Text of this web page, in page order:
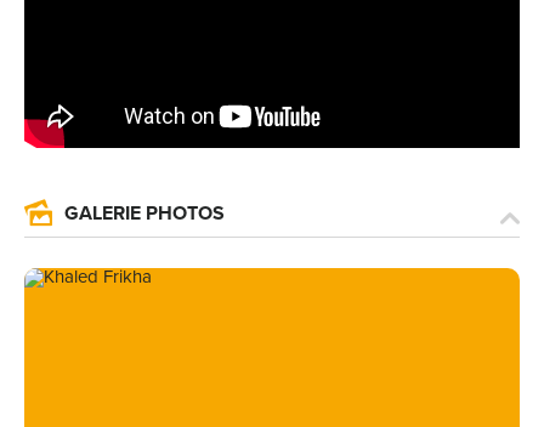
GALERIE PHOTOS